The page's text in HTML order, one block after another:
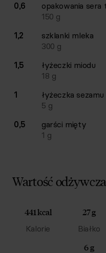
0,6
opakowania sera
150 g
1,2
szklanki mleka
300 g
1,5
łyżeczki miodu
18 g
1
łyżeczka sezamu
5 g
0,5
garści mięty
1 g
Wartość
441 kcal
Kalorie
27 g
Białko
6 g